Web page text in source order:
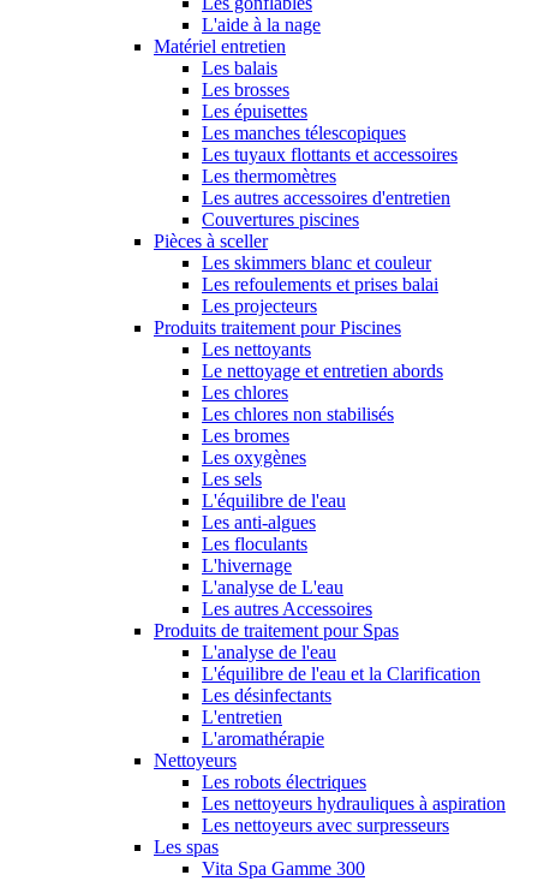
L'aide à la nage
Matériel entretien
Les balais
Les brosses
Les épuisettes
Les manches télescopiques
Les tuyaux flottants et accessoires
Les thermomètres
Les autres accessoires d'entretien
Couvertures piscines
Pièces à sceller
Les skimmers blanc et couleur
Les refoulements et prises balai
Les projecteurs
Produits traitement pour Piscines
Les nettoyants
Le nettoyage et entretien abords
Les chlores
Les chlores non stabilisés
Les bromes
Les oxygènes
Les sels
L'équilibre de l'eau
Les anti-algues
Les floculants
L'hivernage
L'analyse de L'eau
Les autres Accessoires
Produits de traitement pour Spas
L'analyse de l'eau
L'équilibre de l'eau et la Clarification
Les désinfectants
L'entretien
L'aromathérapie
Nettoyeurs
Les robots électriques
Les nettoyeurs hydrauliques à aspiration
Les nettoyeurs avec surpresseurs
Les spas
Vita Spa Gamme 300